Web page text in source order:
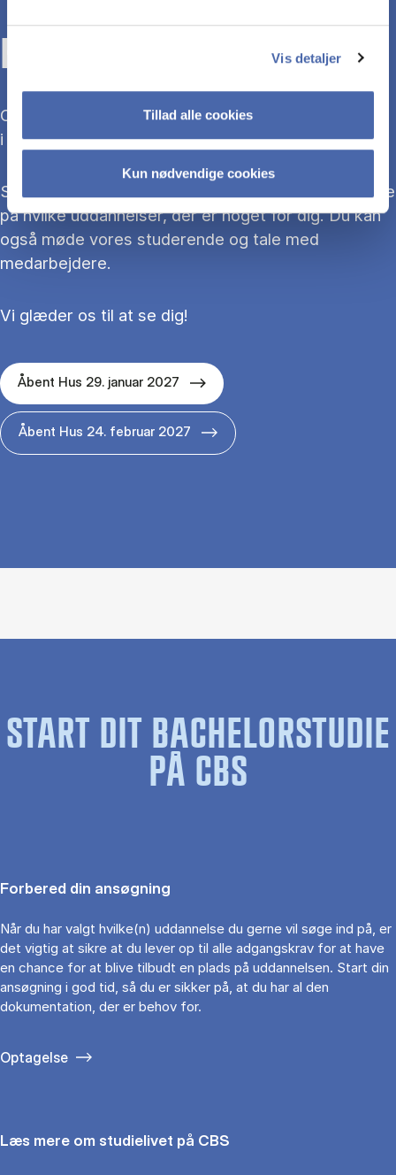
Vis detaljer
Tillad alle cookies
Kun nødvendige cookies
KOM TIL ÅBENT HUS
Overvejer du at søge ind på en bacheloruddannelse
i 2027?
Så kom med til Åbent Hus, hvor du kan blive klogere
på hvilke uddannelser, der er noget for dig. Du kan
også møde vores studerende og tale med
medarbejdere.
Vi glæder os til at se dig!
Åbent Hus 29. januar 2027
Åbent Hus 24. februar 2027
START DIT BACHELORSTUDIE
PÅ CBS
Forbered din ansøgning
Når du har valgt hvilke(n) uddannelse du gerne vil søge ind på, er
det vigtig at sikre at du lever op til alle adgangskrav for at have
en chance for at blive tilbudt en plads på uddannelsen. Start din
ansøgning i god tid, så du er sikker på, at du har al den
dokumentation, der er behov for.
Optagelse
Læs mere om studielivet på CBS